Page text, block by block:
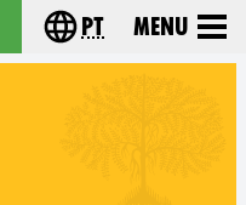
Choose your
pt Menu